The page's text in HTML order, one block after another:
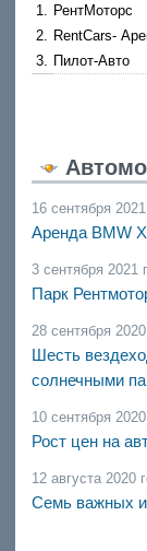
1. РентМоторс
2.
RentCars-
3.
Пилот-Авто
16 сентября
Аренда BMW
3 сентября 2021
Парк
28 сентября
Шесть
солнечными
10 сентября
Рост цен на
12 августа 2020
Семь важных